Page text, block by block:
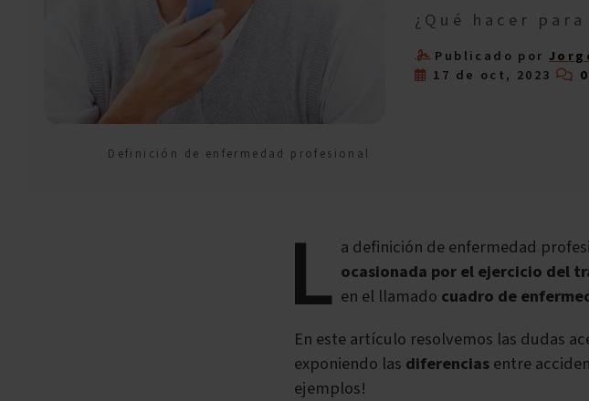
¿Qué hacer
Publicado por
17 de oct, 2023
Definición de enfermedad profesional
L a definición de enfermedad
ocasionada por el ejercicio del
en el llamado cuadro de
En este artículo resolvemos las dudas
exponiendo las diferenciasentre
ejemplos!